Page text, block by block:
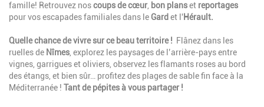
famille! Retrouvez noscoups de cœur bon planset reportages
pour vos escapades familiales dans le Gard et l'Hérault.
Quelle chance de vivre sur ce beau territoire ! Flânez dans les
ruelles de Nîmes , explorez les paysages de l’arrière-pays entre
vignes, garrigues et oliviers, observez les flamants roses au bord
des étangs, et bien sûr… profitez des plages de sable fin face à la
Méditerranée ! Tant de pépites à vous partager !